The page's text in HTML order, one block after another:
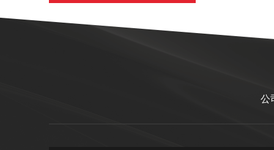
公